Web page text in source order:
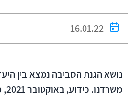
16.01.22
נושא הגנת הסביבה נמצא בין